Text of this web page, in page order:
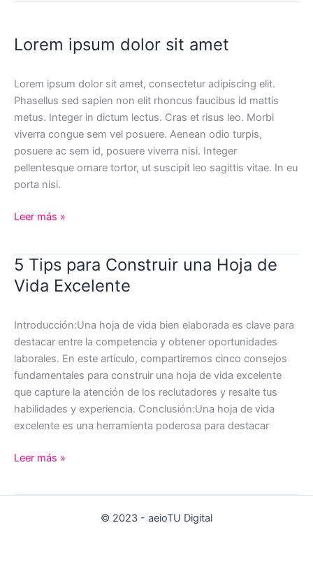
consectetur
elit.
Lorem ipsum dolor sit amet
Lorem ipsum dolor sit amet, consectetur adipiscing elit.
Phasellus sed sapien non elit rhoncus faucibus id mattis
metus. Integer in dictum lectus. Cras et risus leo. Morbi
viverra congue sem vel posuere. Aenean odio turpis,
posuere ac sem id, posuere viverra nisi. Integer
pellentesque ornare tortor, ut suscipit leo sagittis vitae. In eu
porta nisi.
Lorem
sit
amet
Leer más »
5 Tips para Construir una Hoja de
Vida Excelente
Introducción:Una hoja de vida bien elaborada es clave para
destacar entre la competencia y obtener oportunidades
laborales. En este artículo, compartiremos cinco consejos
fundamentales para construir una hoja de vida excelente
que capture la atención de los reclutadores y resalte tus
habilidades y experiencia. Conclusión:Una hoja de vida
excelente es una herramienta poderosa para destacar
5Leer más »
© 2023 - aeioTU Digital